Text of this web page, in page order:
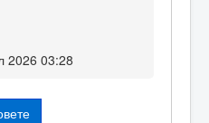
2026 03:28